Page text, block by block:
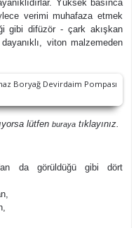
Yüksek basınca
verimi muhafaza etmek
gibi difüzör - çark akışkan
viton malzemeden
lütfen buraya tıklayınız.
da görüldüğü gibi dört